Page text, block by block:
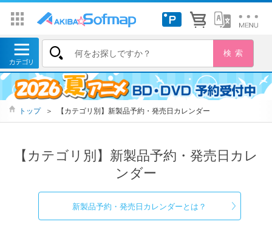
トップ ＞ 【カテゴリ別】新製品予約・発売日カレンダー
【カテゴリ別】新製品予約・発売日カレ
ンダー
新製品予約・発売日カレンダーとは？